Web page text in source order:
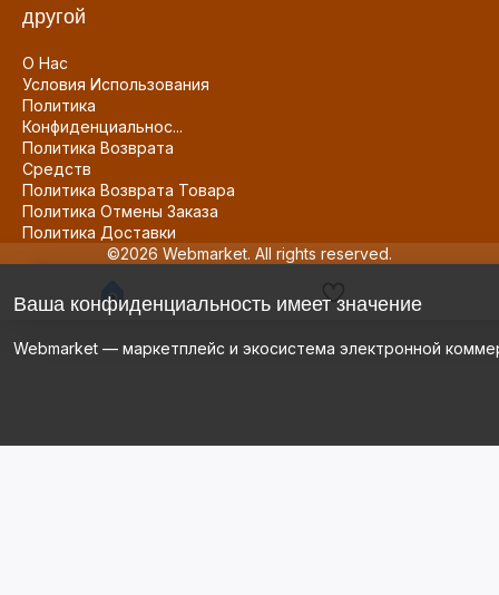
другой
О Нас
Условия Использования
Политика
Конфиденциальнос...
Политика Возврата
Средств
Политика Возврата Товара
Политика Отмены Заказа
Политика Доставки
©2026 Webmarket. All rights reserved.
Ваша конфиденциальность имеет значение
Webmarket — маркетплейс и экосистема электронной